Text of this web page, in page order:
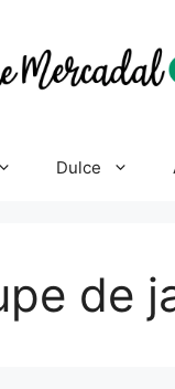
Dulce
de